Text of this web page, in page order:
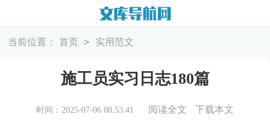
当前位置： 首页 > 实用范文
施工员实习日志180篇
时间：2025-07-06 08:53:41 阅读全文 下载本文